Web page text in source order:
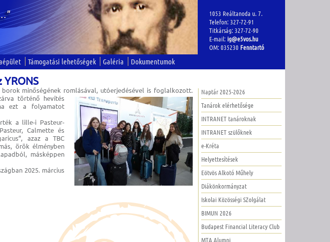
1053 Reáltanoda u. 7.
Telefon: 327-72-91
Titkárság: 327-72-90
E-mail: ig@e5vos.hu
OM: 035230 Fenntartó
Támogatási lehetőségek Galéria Dokumentumok
minőségének romlásával, utóerjedésével is foglalkozott.
történő hevítés
ezt a folyamatot
a lille-i Pasteur-
Calmette és
azaz a TBC
örök élményben
másképpen
2025. március
Naptár 2025-2026
Tanárok elérhetősége
INTRANET tanároknak
INTRANET szülőknek
e-Kréta
Helyettesítések
Eötvös Alkotó Műhely
Diákönkormányzat
Iskolai Közösségi SZolgálat
BIMUN 2026
Budapest Financial Literacy Club
MTA Alumni